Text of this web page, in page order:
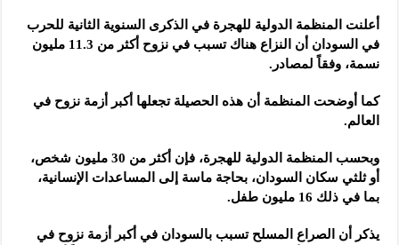
أعلنت المنظمة الدولية للهجرة في الذكرى السنوية الثانية للحرب
في السودان أن النزاع هناك تسبب في نزوح أكثر من 11.3 مليون
نسمة، وفقاً لمصادر.
كما أوضحت المنظمة أن هذه الحصيلة تجعلها أكبر أزمة نزوح في
العالم.
وبحسب المنظمة الدولية للهجرة، فإن أكثر من 30 مليون شخص،
أو ثلثي سكان السودان، بحاجة ماسة إلى المساعدات الإنسانية،
بما في ذلك 16 مليون طفل.
يذكر أن الصراع المسلح تسبب بالسودان في أكبر أزمة نزوح في